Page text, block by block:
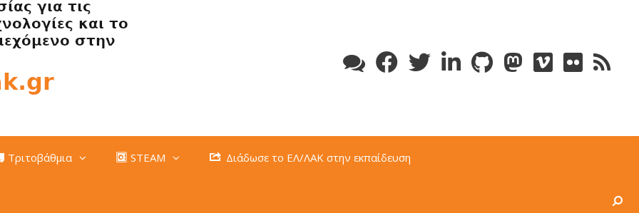
Τριτοβάθμια STEAM Διάδωσε το ΕΛ/ΛΑΚ στην εκπαίδευση
Search